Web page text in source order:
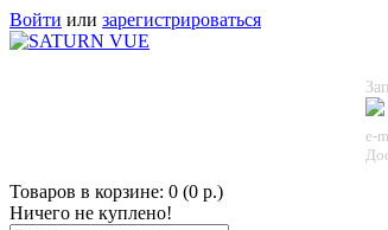
Войти или зарегистрироваться
e-
Товаров в корзине: 0 (0 р.)
Ничего не куплено!